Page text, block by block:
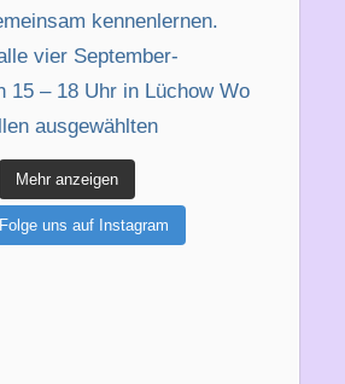
Mehr anzeigen
Folge uns auf Instagram